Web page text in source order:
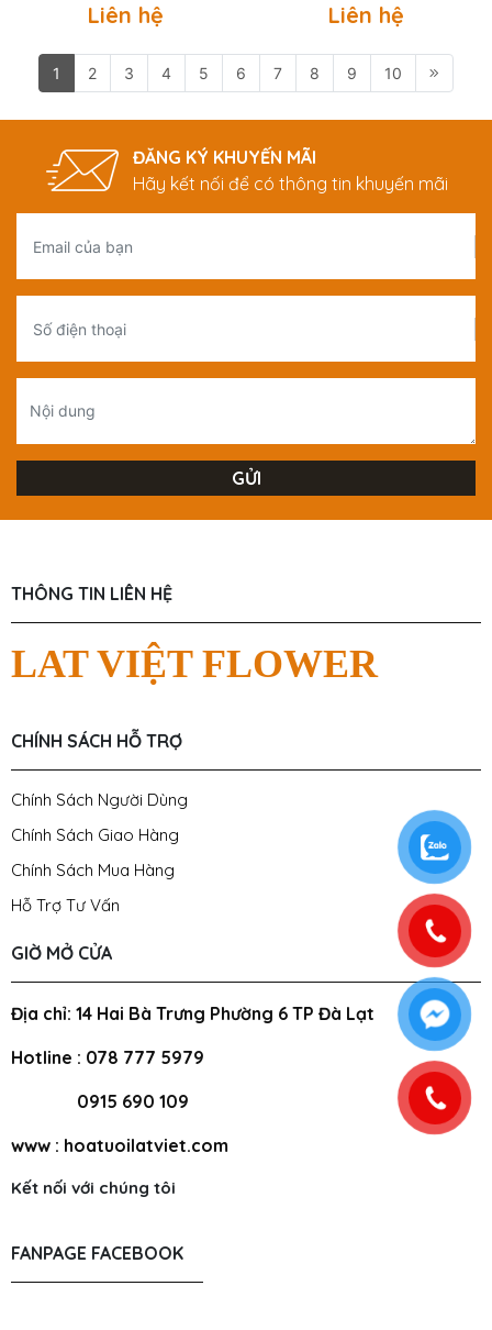
Liên hệ Liên hệ
1 2 3 4 5 6 7 8 9 10
ĐĂNG KÝ KHUYẾN MÃI
Hãy kết nối để có thông tin khuyến mãi
THÔNG TIN LIÊN HỆ
LAT VIỆT FLOWER
CHÍNH SÁCH HỖ TRỢ
Chính Sách Người Dùng
Chính Sách Giao Hàng
Chính Sách Mua Hàng
Hỗ Trợ Tư Vấn
GIỜ MỞ CỬA
Địa chỉ: 14 Hai Bà Trưng Phường 6 TP Đà Lạt
Hotline : 078 777 5979
0915 690 109
www : hoatuoilatviet.com
Kết nối với chúng tôi
FANPAGE FACEBOOK